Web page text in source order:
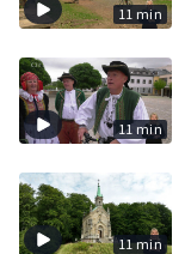
11 min
11 min
11 min